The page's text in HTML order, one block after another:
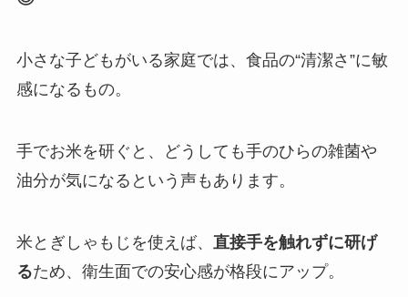
小さな子どもがいる家庭では、食品の“清潔さ”に敏
感になるもの。
手でお米を研ぐと、どうしても手のひらの雑菌や
油分が気になるという声もあります。
米とぎしゃもじを使えば、 直接手を触れずに研げ
るため、衛生面での安心感が格段にアップ。